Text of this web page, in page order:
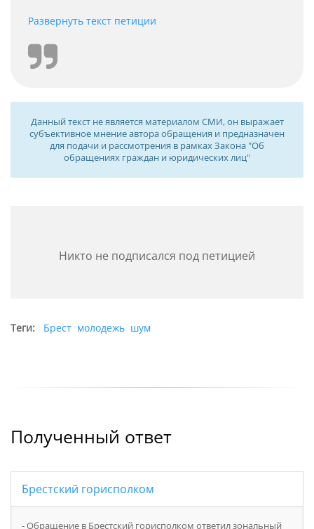
улицы Пушкинская, Гоголя, Карла Маркса, Ленина,
а также набережная Франциска Скорины и
прилегающие жилые дворы.
громкой музыкой, криками, шумными компаниями,
уличными выступлениями и другими источниками
шума под окнами. Для кого-то это выглядит как
обычная городская жизнь, но для жителей
Обычно речь идёт о периоде с 23:00 до 7:00.
Я не прошу «запретить жизнь в центре». Кафе,
прогулки, музыка и городские события могут
просто находиться дома, город обязан настроить
Развернуть текст петиции
Данный текст не является материалом СМИ, он выражает
субъективное мнение автора обращения и предназначен
для подачи и рассмотрения в рамках Закона "Об
обращениях граждан и юридических лиц"
Никто не подписался под петицией
Теги: Брест молодежь шум
Полученный ответ
Брестский горисполком
⁃ Обращение в Брестский горисполком ответил зональный